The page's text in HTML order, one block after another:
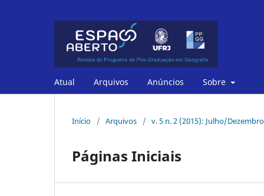
Atual Arquivos Anúncios Sobre
Início / Arquivos / v. 5 n. 2 (2015): Julho/
Páginas Iniciais